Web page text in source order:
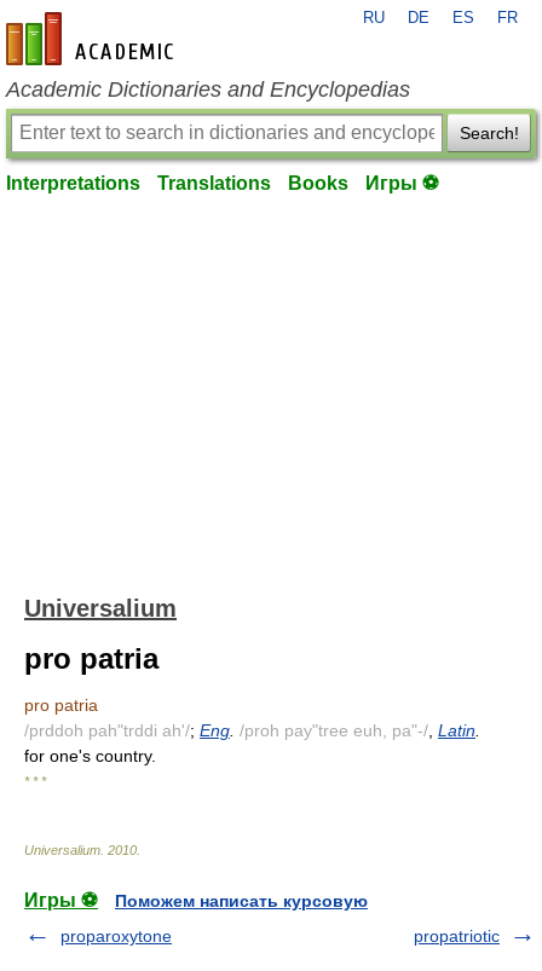
en-academic.com
RU DE ES FR
Academic Dictionaries and Encyclopedias
Search!
Interpretations Translations Books Игры ⚽
Universalium
pro patria
pro patria
/prddoh pah"trddi ah'/; Eng /proh pay"tree euh, pa"-/ Latin
for one's country.
* * *
Universalium 2010
Игры ⚽
Поможем написать курсовую
proparoxytone
propatriotic